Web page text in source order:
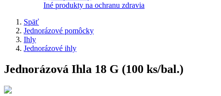
Iné produkty na ochranu zdravia
Späť
Jednorázové pomôcky
Ihly
Jednorázové ihly
Jednorázová Ihla 18 G (100 ks/bal.)